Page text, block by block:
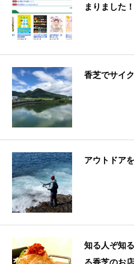
まりました！
香芝でサイ
アウトドア
知る人ぞ知